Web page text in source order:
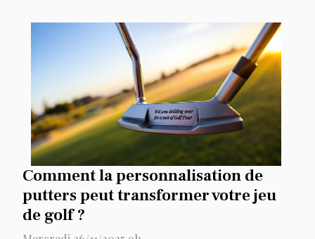
Comment la personnalisation de
putters peut transformer votre jeu
de golf ?